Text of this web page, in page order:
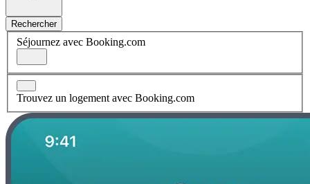
Rechercher
Séjournez avec Booking.com
Trouvez un logement avec Booking.com